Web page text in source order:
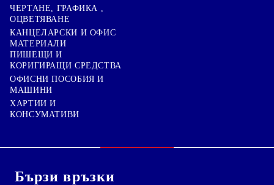
ЧЕРТАНЕ, ГРАФИКА ,
ОЦВЕТЯВАНЕ
КАНЦЕЛАРСКИ И ОФИС
МАТЕРИАЛИ
ПИШЕЩИ И
КОРИГИРАЩИ СРЕДСТВА
ОФИСНИ ПОСОБИЯ И
МАШИНИ
ХАРТИИ И
КОНСУМАТИВИ
Бързи връзки